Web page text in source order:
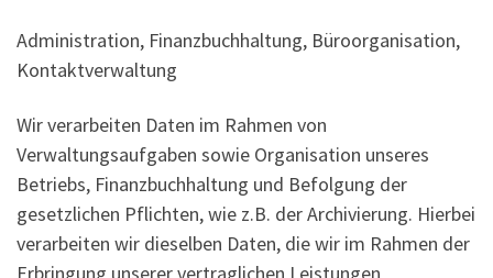
Administration, Finanzbuchhaltung, Büroorganisation,
Kontaktverwaltung
Wir verarbeiten Daten im Rahmen von
Verwaltungsaufgaben sowie Organisation unseres
Betriebs, Finanzbuchhaltung und Befolgung der
gesetzlichen Pflichten, wie z.B. der Archivierung. Hierbei
verarbeiten wir dieselben Daten, die wir im Rahmen der
Erbringung unserer vertraglichen Leistungen